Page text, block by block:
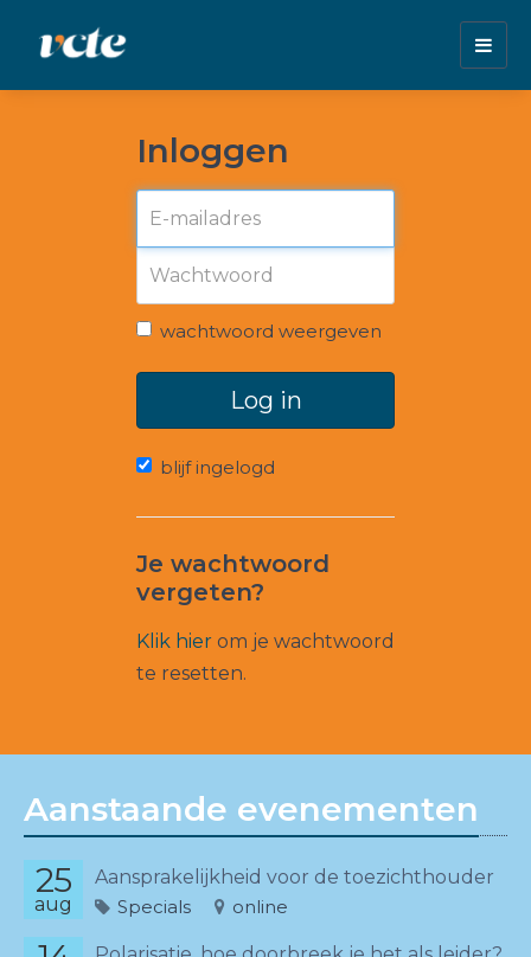
Inloggen
wachtwoord weergeven
Log in
blijf ingelogd
Je wachtwoord
vergeten?
Klik hier om je wachtwoord
te resetten.
Aanstaande evenementen
25
aug
Aansprakelijkheid voor de toezichthouder
Specials
online